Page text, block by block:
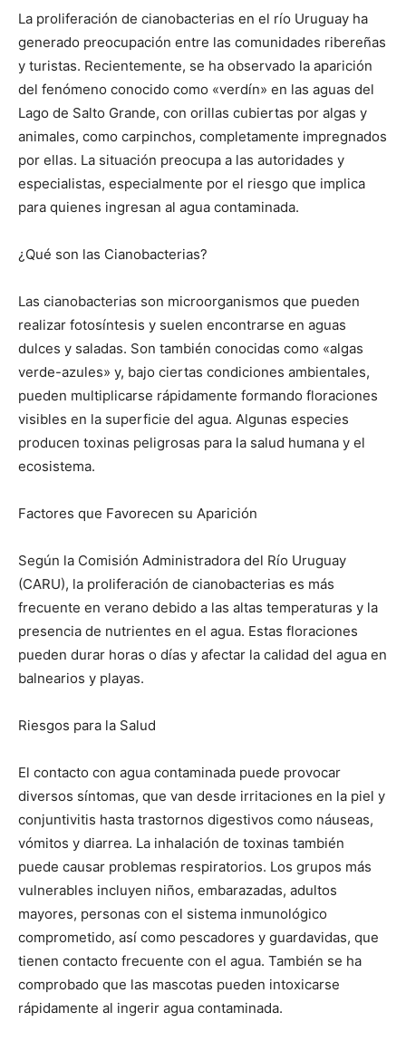
La proliferación de cianobacterias en el río Uruguay ha
generado preocupación entre las comunidades ribereñas
y turistas. Recientemente, se ha observado la aparición
del fenómeno conocido como «verdín» en las aguas del
Lago de Salto Grande, con orillas cubiertas por algas y
animales, como carpinchos, completamente impregnados
por ellas. La situación preocupa a las autoridades y
especialistas, especialmente por el riesgo que implica
para quienes ingresan al agua contaminada.
¿Qué son las Cianobacterias?
Las cianobacterias son microorganismos que pueden
realizar fotosíntesis y suelen encontrarse en aguas
dulces y saladas. Son también conocidas como «algas
verde-azules» y, bajo ciertas condiciones ambientales,
pueden multiplicarse rápidamente formando floraciones
visibles en la superficie del agua. Algunas especies
producen toxinas peligrosas para la salud humana y el
ecosistema.
Factores que Favorecen su Aparición
Según la Comisión Administradora del Río Uruguay
(CARU), la proliferación de cianobacterias es más
frecuente en verano debido a las altas temperaturas y la
presencia de nutrientes en el agua. Estas floraciones
pueden durar horas o días y afectar la calidad del agua en
balnearios y playas.
Riesgos para la Salud
El contacto con agua contaminada puede provocar
diversos síntomas, que van desde irritaciones en la piel y
conjuntivitis hasta trastornos digestivos como náuseas,
vómitos y diarrea. La inhalación de toxinas también
puede causar problemas respiratorios. Los grupos más
vulnerables incluyen niños, embarazadas, adultos
mayores, personas con el sistema inmunológico
comprometido, así como pescadores y guardavidas, que
tienen contacto frecuente con el agua. También se ha
comprobado que las mascotas pueden intoxicarse
rápidamente al ingerir agua contaminada.